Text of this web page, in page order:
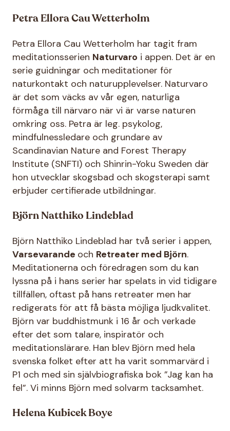
Petra Ellora Cau Wetterholm
Petra Ellora Cau Wetterholm har tagit fram
meditationsserien Naturvaro i appen. Det är en
serie guidningar och meditationer för
naturkontakt och naturupplevelser. Naturvaro
är det som väcks av vår egen, naturliga
förmåga till närvaro när vi är varse naturen
omkring oss. Petra är leg. psykolog,
mindfulnessledare och grundare av
Scandinavian Nature and Forest Therapy
Institute (SNFTI) och Shinrin-Yoku Sweden där
hon utvecklar skogsbad och skogsterapi samt
erbjuder certifierade utbildningar.
Björn Natthiko Lindeblad
Björn Natthiko Lindeblad har två serier i appen,
Varsevarande och Retreater med Björn.
Meditationerna och föredragen som du kan
lyssna på i hans serier har spelats in vid tidigare
tillfällen, oftast på hans retreater men har
redigerats för att få bästa möjliga ljudkvalitet.
Björn var buddhistmunk i 16 år och verkade
efter det som talare, inspiratör och
meditationslärare. Han blev Björn med hela
svenska folket efter att ha varit sommarvärd i
P1 och med sin självbiografiska bok ”Jag kan ha
fel”. Vi minns Björn med solvarm tacksamhet.
Helena Kubicek Boye